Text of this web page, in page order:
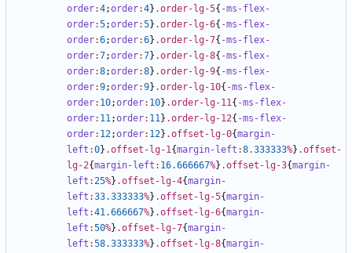
order:4;order:4} .order-lg-5{ -ms-flex-
order:5;order:5} .order-lg-6{ -ms-flex-
order:6;order:6} .order-lg-7{ -ms-flex-
order:7;order:7} .order-lg-8{ -ms-flex-
order:8;order:8} .order-lg-9{ -ms-flex-
order:9;order:9} .order-lg-10{ -ms-flex-
order: 10;order: 10} .order-lg-11{ -ms-flex-
order: 11;order: 11} .order-lg-12{ -ms-flex-
order: 12;order: 12} .offset-lg-0{margin-
left :0} .offset-lg-1{margin-left :8.333333%} .offset-
lg-2{margin-left : 16.666667%} .offset-lg-3{margin-
left :25%} .offset-lg-4{margin-
left :33.333333%} .offset-lg-5{margin-
left :41.666667%} .offset-lg-6{margin-
left :50%} .offset-lg-7{margin-
left :58.333333%} .offset-lg-8{margin-